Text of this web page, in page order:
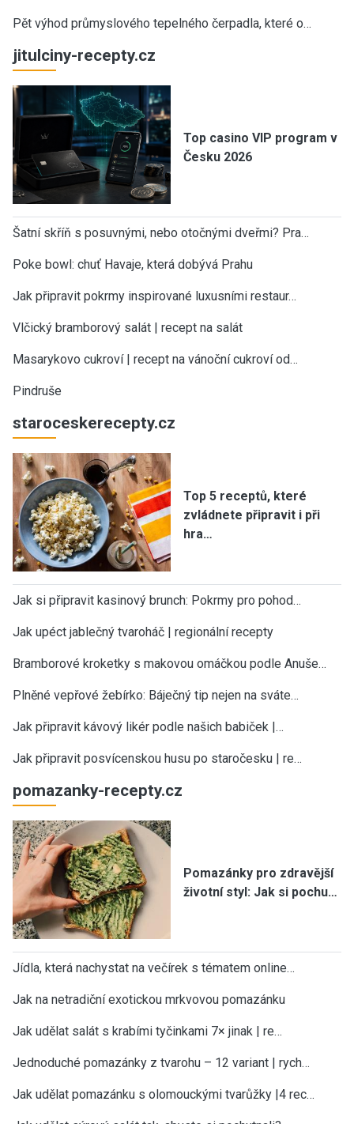
Pět výhod průmyslového tepelného čerpadla, které o…
jitulciny-recepty.cz
Top casino VIP program v
Česku 2026
Šatní skříň s posuvnými, nebo otočnými dveřmi? Pra…
Poke bowl: chuť Havaje, která dobývá Prahu
Jak připravit pokrmy inspirované luxusními restaur…
Vlčický bramborový salát | recept na salát
Masarykovo cukroví | recept na vánoční cukroví od…
Pindruše
staroceskerecepty.cz
Top 5 receptů, které
zvládnete připravit i při
hra…
Jak si připravit kasinový brunch: Pokrmy pro pohod…
Jak upéct jablečný tvaroháč | regionální recepty
Bramborové kroketky s makovou omáčkou podle Anuše…
Plněné vepřové žebírko: Báječný tip nejen na sváte…
Jak připravit kávový likér podle našich babiček |…
Jak připravit posvícenskou husu po staročesku | re…
pomazanky-recepty.cz
Pomazánky pro zdravější
životní styl: Jak si pochu…
Jídla, která nachystat na večírek s tématem online…
Jak na netradiční exotickou mrkvovou pomazánku
Jak udělat salát s krabími tyčinkami 7× jinak | re…
Jednoduché pomazánky z tvarohu – 12 variant | rych…
Jak udělat pomazánku s olomouckými tvarůžky |4 rec…